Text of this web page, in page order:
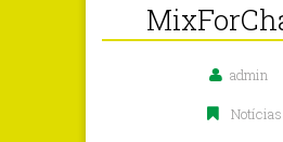
admin
Notícias